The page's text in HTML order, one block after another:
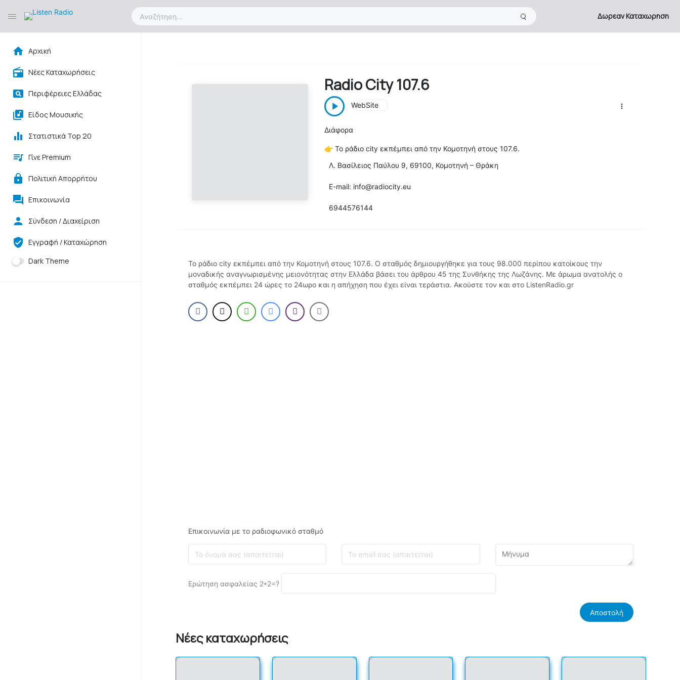
Δωρεαν Καταχωρηση
Αρχική
Νέες Καταχωρήσεις
Περιφέρειες Ελλάδας
Είδος Μουσικής
Στατιστικά Top 20
Γίνε Premium
Πολιτική Απορρήτου
Επικοινωνία
Σύνδεση / Διαχείριση
Εγγραφή / Καταχώρηση
Dark Theme
Radio City 107.6
WebSite
Διάφορα
👉 Το ράδιο city εκπέμπει από την Κομοτηνή στους 107.6.
Λ. Βασίλειος Παύλου 9, 69100, Κομοτηνή – Θράκη
E-mail: info@radiocity.eu
6944576144
Το ράδιο city εκπέμπει από την Κομοτηνή στους 107.6. Ο σταθμός δημιουργήθηκε για τους 98.000 περίπου κατοίκους την
μοναδικής αναγνωρισμένης μειονότητας στην Ελλάδα βάσει του άρθρου 45 της Συνθήκης της Λωζάνης. Με άρωμα ανατολής ο
σταθμός εκπέμπει 24 ώρες το 24ωρο και η απήχηση που έχει είναι τεράστια. Ακούστε τον και στο ListenRadio.gr
Επικοινωνία με το ραδιοφωνικό σταθμό
Ερώτηση ασφαλείας 2*2=?
Νέες καταχωρήσεις